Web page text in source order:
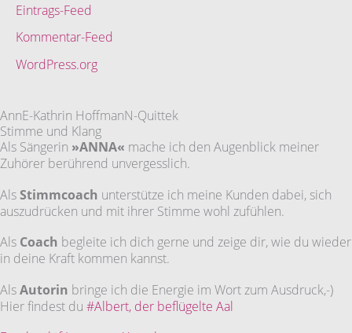
Eintrags-Feed
Kommentar-Feed
WordPress.org
AnnE-Kathrin HoffmanN-Quittek
Stimme und Klang
Als Sängerin »ANNA« mache ich den Augenblick meiner
Zuhörer berührend unvergesslich.
AlsStimmcoach unterstütze ich meine Kunden dabei, sich
auszudrücken und mit ihrer Stimme wohl zufühlen.
Als Coach begleite ich dich gerne und zeige dir, wie du wieder
in deine Kraft kommen kannst.
AlsAutorin bringe ich die Energie im Wort zum Ausdruck,-)
Hier findest du #Albert, der beflügelte Aal